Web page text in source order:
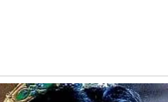
วอีกครั้ง โดยระบุว่า